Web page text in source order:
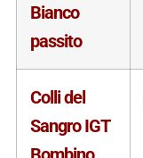
Bianco
passito
Colli del
Sangro IGT